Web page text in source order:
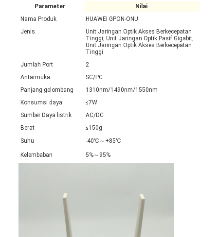
Parameter
Nilai
Nama Produk
HUAWEI GPON-ONU
Jenis
Unit Jaringan Optik Akses Berkecepatan
Tinggi, Unit Jaringan Optik Pasif Gigabit,
Unit Jaringan Optik Akses Berkecepatan
Tinggi
Jumlah Port
2
Antarmuka
SC/PC
Panjang gelombang
1310nm/1490nm/1550nm
Konsumsi daya
≤7W
Sumber Daya listrik
AC/DC
Berat
≤150g
Suhu
-40℃～+85℃
Kelembaban 5%～95%